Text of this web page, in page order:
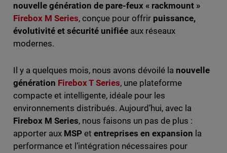
nouvelle génération de pare-feux « rackmount »
Firebox M Series, conçue pour offrir puissance,
évolutivité et sécurité unifiée aux réseaux
modernes.
Il y a quelques mois, nous avons dévoilé la nouvelle
génération Firebox T Series, une plateforme
compacte et intelligente, idéale pour les
environnements distribués. Aujourd’hui, avec la
Firebox M Series, nous faisons un pas de plus :
apporter aux MSPet entreprises en expansion la
performance et l’intégration nécessaires pour